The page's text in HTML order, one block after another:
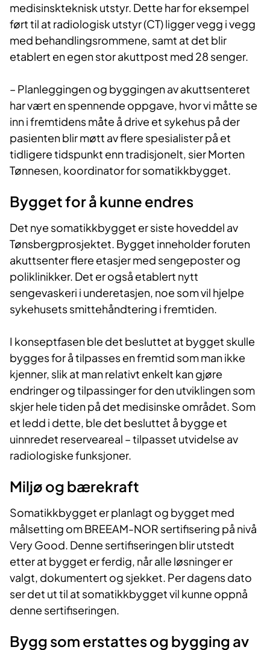
medisinskteknisk utstyr. Dette har for eksempel
ført til at radiologisk utstyr (CT) ligger vegg i vegg
med behandlingsrommene, samt at det blir
etablert en egen stor akuttpost med 28 senger.
– Planleggingen og byggingen av akuttsenteret
har vært en spennende oppgave, hvor vi måtte se
inn i fremtidens måte å drive et sykehus på der
pasienten blir møtt av flere spesialister på et
tidligere tidspunkt enn tradisjonelt, sier Morten
Tønnesen, koordinator for somatikkbygget.
Bygget for ​​å kunne endres
Det nye somatikkbygget er siste hoveddel av
Tønsbergprosjektet. Bygget inneholder foruten
akuttsenter flere etasjer med sengeposter og
poliklinikker. Det er også etablert nytt
sengevaskeri i underetasjen, noe som vil hjelpe
sykehusets smittehåndtering i fremtiden.
I konseptfasen ble det besluttet at bygget skulle
bygges for å tilpasses en fremtid som man ikke
kjenner, slik at man relativt enkelt kan gjøre
endringer og tilpassinger for den utviklingen som
skjer hele tiden på det medisinske området. Som
et ledd i dette, ble det besluttet å bygge et
uinnredet reserveareal – tilpasset utvidelse av
radiologiske funksjoner.
Miljø og b​ærekraft
Somatikkbygget er planlagt og bygget med
målsetting om BREEAM-NOR sertifisering på nivå
Very Good. Denne sertifiseringen blir utstedt
etter at bygget er ferdig, når alle løsninger er
valgt, dokumentert og sjekket. Per dagens dato
ser det ut til at somatikkbygget vil kunne oppnå
denne sertifiseringen.
Bygg som erstattes og bygging av